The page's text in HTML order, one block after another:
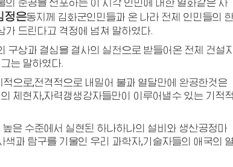
준공을 선포하는 이 시각 인민에 대한 열화같은 사
정은동지 께 김화군인민들과 온 나라 전체 인민들의 한
가 드린다고 격정에 넘쳐 말하였다.
구상과 결심을 결사의 실천으로 받들어온 전체 건설
는 말하였다.
으로,전격적으로 내밀어 불과 열달만에 완공한것은
체현자,자력갱생강자들만이 이루어낼수 있는 기적적
은 수준에서 실현된 하나하나의 설비와 생산공정마
과 탐구를 기울인 우리 과학자,기술자들의 애국의 열